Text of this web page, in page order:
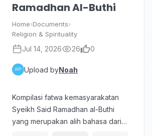
Ramadhan Al-Buthi
Home›Documents›
Religion & Spirituality
Jul 14, 2026 26 0
Upload byNoah
Kompilasi fatwa kemasyarakatan
Syeikh Said Ramadhan al-Buthi
yang merupakan alih bahasa dari